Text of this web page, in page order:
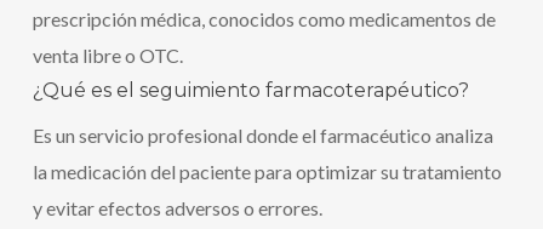
prescripción médica, conocidos como medicamentos de
venta libre o OTC.
¿Qué es el seguimiento farmacoterapéutico?
Es un servicio profesional donde el farmacéutico analiza
la medicación del paciente para optimizar su tratamiento
y evitar efectos adversos o errores.